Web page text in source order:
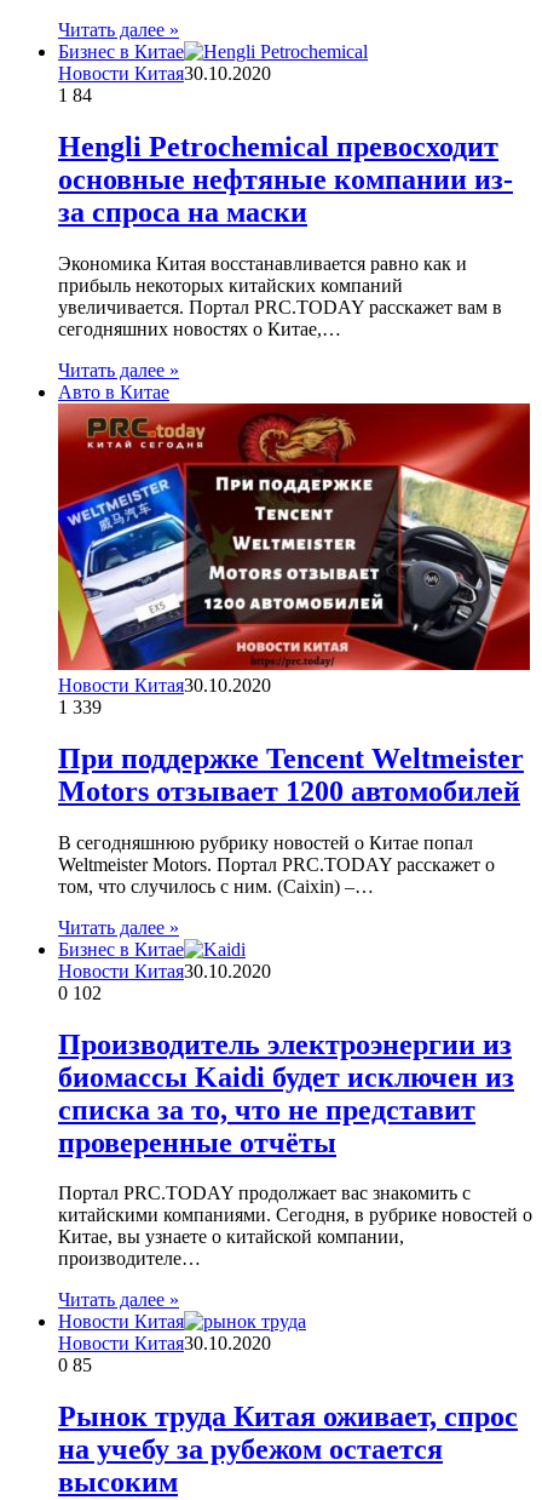
Читать далее »
Бизнес в Китае
Новости Китая30.10.2020
1 84
Hengli Petrochemical превосходит
основные нефтяные компании из-
за спроса на маски
Экономика Китая восстанавливается равно как и
прибыль некоторых китайских компаний
увеличивается. Портал PRC.TODAY расскажет вам в
сегодняшних новостях о Китае,…
Читать далее »
Авто в Китае
Новости Китая30.10.2020
1 339
При поддержке Tencent Weltmeister
Motors отзывает 1200 автомобилей
В сегодняшнюю рубрику новостей о Китае попал
Weltmeister Motors. Портал PRC.TODAY расскажет о
том, что случилось с ним. (Caixin) –…
Читать далее »
Бизнес в Китае
Новости Китая30.10.2020
0 102
Производитель электроэнергии из
биомассы Kaidi будет исключен из
списка за то, что не представит
проверенные отчёты
Портал PRC.TODAY продолжает вас знакомить с
китайскими компаниями. Сегодня, в рубрике новостей о
Китае, вы узнаете о китайской компании,
производителе…
Читать далее »
Новости Китая
Новости Китая30.10.2020
0 85
Рынок труда Китая оживает, спрос
на учебу за рубежом остается
высоким